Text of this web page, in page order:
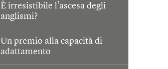
È irresistibile l’ascesa degli
anglismi?
Un premio alla capacità di
adattamento